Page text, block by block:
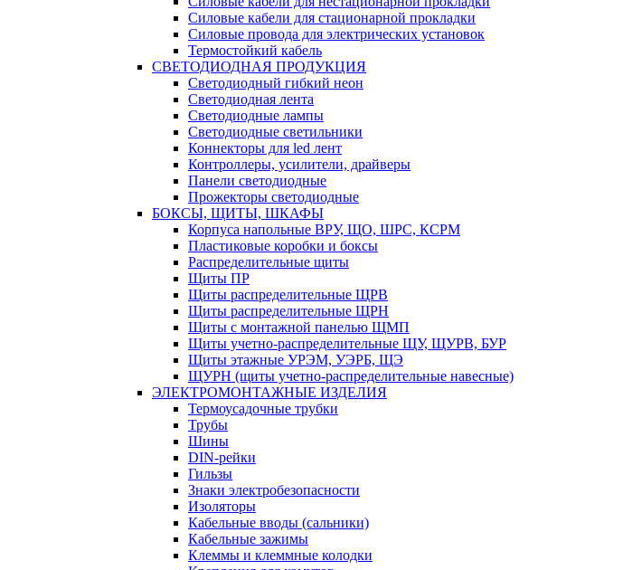
Силовые кабели для стационарной прокладки
Силовые провода для электрических установок
Термостойкий кабель
СВЕТОДИОДНАЯ ПРОДУКЦИЯ
Светодиодный гибкий неон
Светодиодная лента
Светодиодные лампы
Светодиодные светильники
Коннекторы для led лент
Контроллеры, усилители, драйверы
Панели светодиодные
Прожекторы светодиодные
БОКСЫ, ЩИТЫ, ШКАФЫ
Корпуса напольные ВРУ, ЩО, ШРС, КСРМ
Пластиковые коробки и боксы
Распределительные щиты
Щиты ПР
Щиты распределительные ЩРВ
Щиты распределительные ЩРН
Щиты с монтажной панелью ЩМП
Щиты учетно-распределительные ЩУ, ЩУРВ, БУР
Щиты этажные УРЭМ, УЭРБ, ЩЭ
ЩУРН (щиты учетно-распределительные навесные)
ЭЛЕКТРОМОНТАЖНЫЕ ИЗДЕЛИЯ
Термоусадочные трубки
Трубы
Шины
DIN-рейки
Гильзы
Знаки электробезопасности
Изоляторы
Кабельные вводы (сальники)
Кабельные зажимы
Клеммы и клеммные колодки